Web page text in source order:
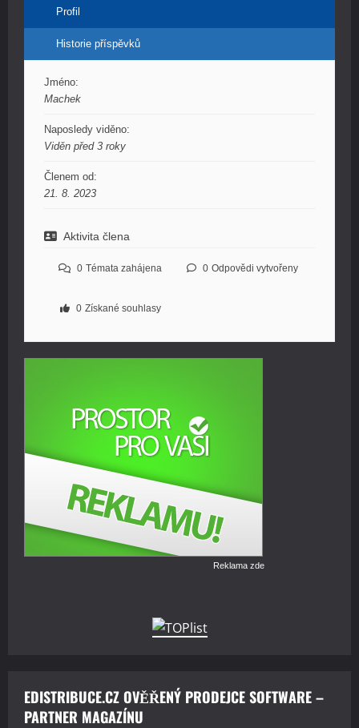
Profil
Historie příspěvků
Jméno:
Machek
Naposledy viděno:
Viděn před 3 roky
Členem od:
21. 8. 2023
Aktivita člena
0 Témata zahájena 0 Odpovědi vytvořeny
0 Získané souhlasy
Reklama zde
EDISTRIBUCE.CZ OVĚŘENÝ PRODEJCE SOFTWARE –
PARTNER MAGAZÍNU